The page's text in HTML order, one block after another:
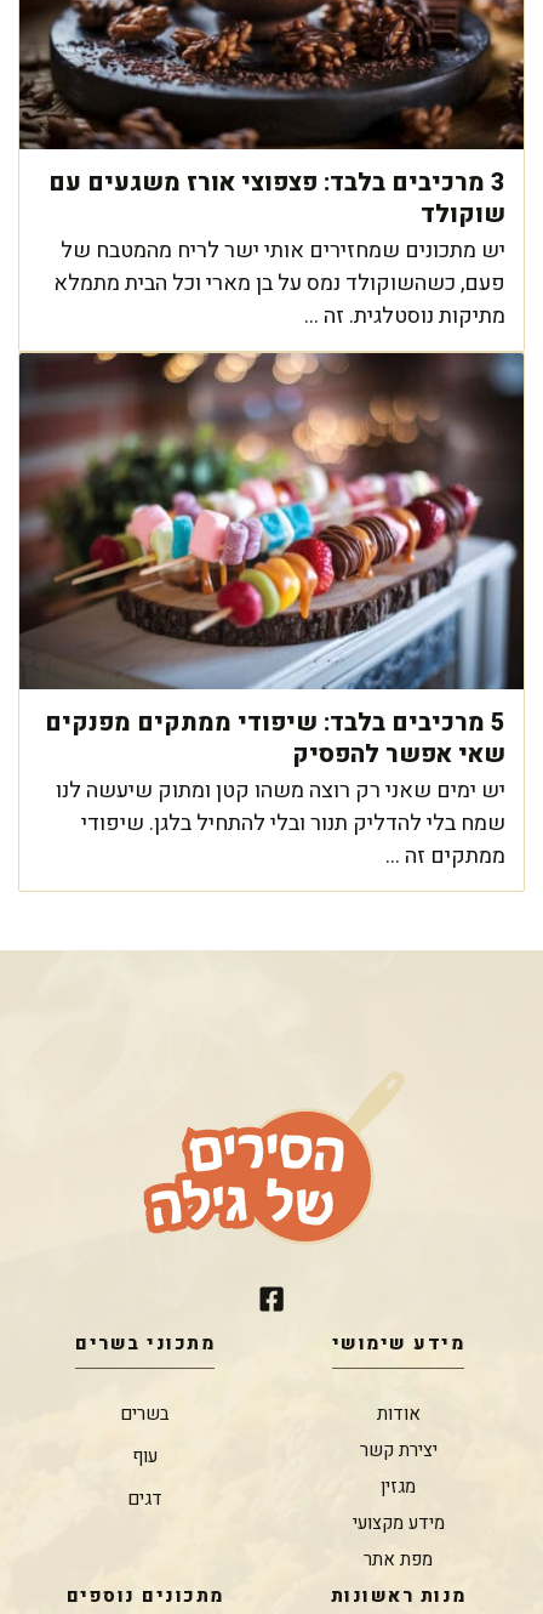
3 מרכיבים בלבד: פצפוצי אורז משגעים עם
שוקולד
יש מתכונים שמחזירים אותי ישר לריח מהמטבח של
פעם, כשהשוקולד נמס על בן מארי וכל הבית מתמלא
מתיקות נוסטלגית. זה ...
5 מרכיבים בלבד: שיפודי ממתקים מפנקים
שאי אפשר להפסיק
יש ימים שאני רק רוצה משהו קטן ומתוק שיעשה לנו
שמח בלי להדליק תנור ובלי להתחיל בלגן. שיפודי
ממתקים זה ...
מידע שימושי
אודות
יצירת קשר
מגזין
מידע מקצועי
מפת אתר
מתכוני בשרים
בשרים
עוף
דגים
מנות ראשונות מתכונים נוספים